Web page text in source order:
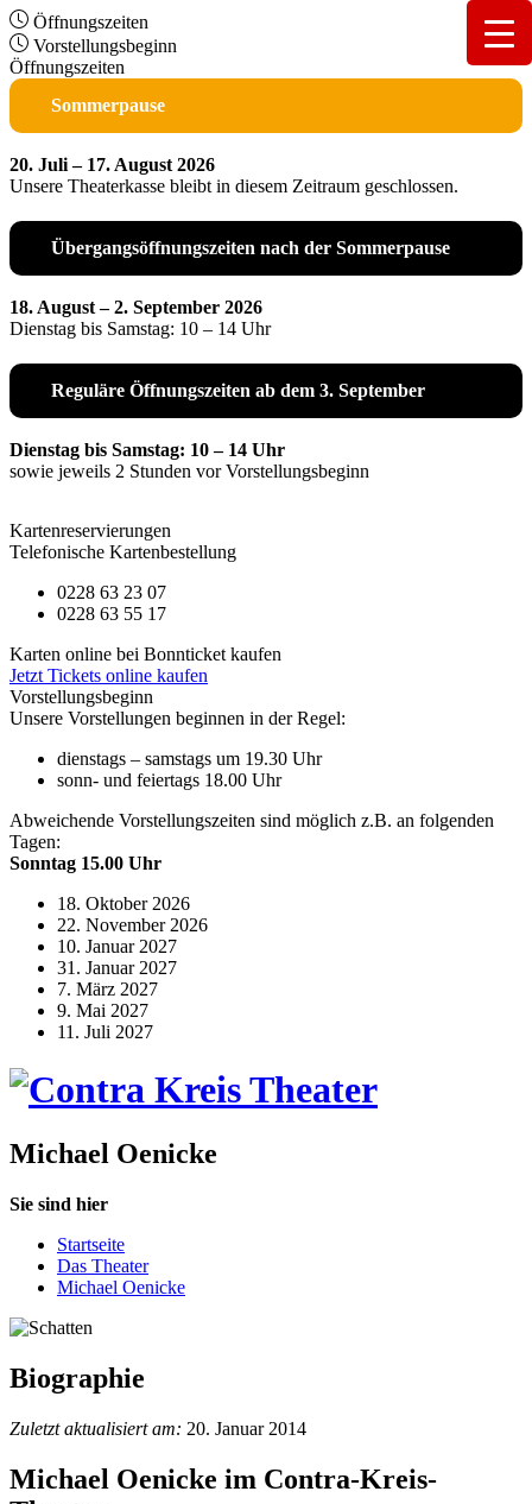
Öffnungszeiten
Vorstellungsbeginn
Öffnungszeiten
Sommerpause
20. Juli – 17. August 2026
Unsere Theaterkasse bleibt in diesem Zeitraum geschlossen.
Übergangsöffnungszeiten nach der Sommerpause
18. August – 2. September 2026
Dienstag bis Samstag: 10 – 14 Uhr
Reguläre Öffnungszeiten ab dem 3. September
Dienstag bis Samstag: 10 – 14 Uhr
sowie jeweils 2 Stunden vor Vorstellungsbeginn
Kartenreservierungen
Telefonische Kartenbestellung
0228 63 23 07
0228 63 55 17
Karten online bei Bonnticket kaufen
Jetzt Tickets online kaufen
Vorstellungsbeginn
Unsere Vorstellungen beginnen in der Regel:
dienstags – samstags um 19.30 Uhr
sonn- und feiertags 18.00 Uhr
Abweichende Vorstellungszeiten sind möglich z.B. an folgenden
Tagen:
Sonntag 15.00 Uhr
18. Oktober 2026
22. November 2026
10. Januar 2027
31. Januar 2027
7. März 2027
9. Mai 2027
11. Juli 2027
Michael Oenicke
Sie sind hier
Startseite
Das Theater
Michael Oenicke
Biographie
Zuletzt aktualisiert am: 20. Januar 2014
Michael Oenicke im Contra-Kreis-